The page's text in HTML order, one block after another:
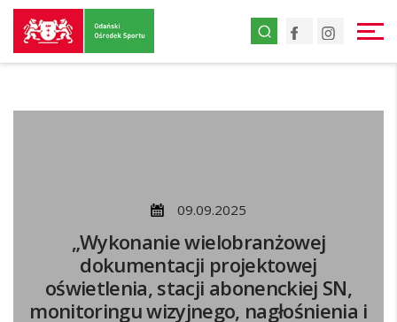
Przejdź
do
strony
Facebook
09.09.2025
„Wykonanie wielobranżowej
dokumentacji projektowej
oświetlenia, stacji abonenckiej SN,
monitoringu wizyjnego, nagłośnienia i